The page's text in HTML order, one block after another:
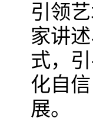
引领
家讲
式，
化自
展。